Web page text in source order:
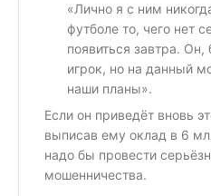
«Лично я с ним
футболе то, чего нет
появиться завтра.
игрок, но на данный
наши планы».
Если он приведёт вновь
выписав ему оклад в 6
надо бы провести
мошенничества.